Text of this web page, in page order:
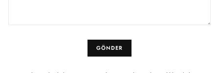
GÖNDER